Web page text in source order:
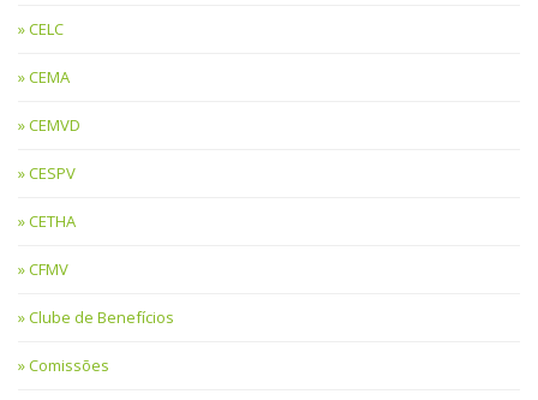
CELC
CEMA
CEMVD
CESPV
CETHA
CFMV
Clube de Benefícios
Comissões